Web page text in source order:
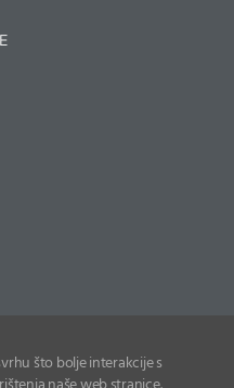
što bolje interakcije s